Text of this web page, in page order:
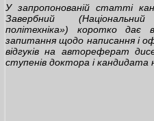
У запропонованій статті
Завербний
політехніка») коротко дає
запитання щодо написання і
відгуків на автореферат
ступенів доктора і кандидата